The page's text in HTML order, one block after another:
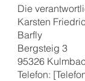
Die
Karsten
Barfly
Bergsteig 3
95326
Telefon: